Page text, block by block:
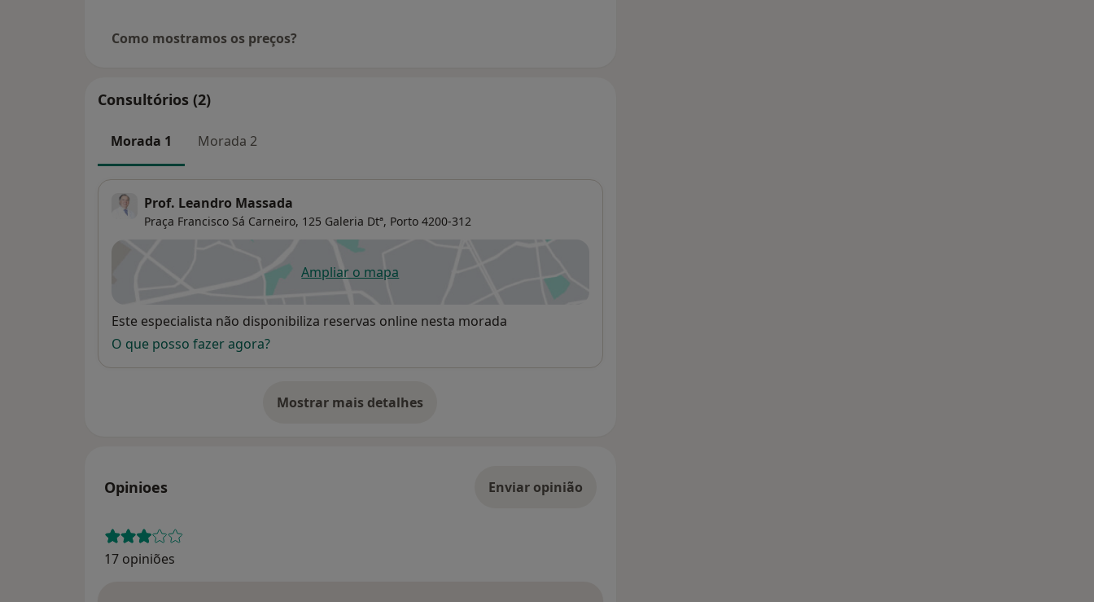
Como mostramos os preços?
Consultórios (2)
Morada 1 Morada 2
Prof. Leandro Massada
Praça Francisco Sá Carneiro, 125 Galeria Dtª, Porto 4200-312
Ampliar o mapaabre num novo separador
Disponibilidade
Este especialista não disponibiliza reservas online nesta morada
O que posso fazer agora?
Mostrar mais detalhes
sobre o endereço
Opinioes Enviar opinião
17 opiniões